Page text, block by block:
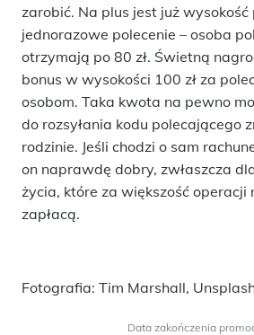
zarobić. Na plus jest już wysokość
jednorazowe polecenie – osoba
otrzymają po 80 zł. Świetną
bonus w wysokości 100 zł za
osobom. Taka kwota na pewno
do rozsyłania kodu polecającego
rodzinie. Jeśli chodzi o sam
on naprawdę dobry, zwłaszcza
życia, które za większość operacji
zapłacą.
Fotografia: Tim Marshall,
Data zakończenia